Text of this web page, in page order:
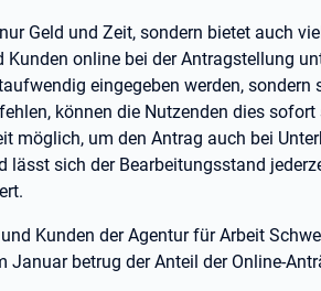
Geld und Zeit, sondern bietet auch
online bei der Antragstellung
eingegeben werden, sondern
können die Nutzenden dies sofort
möglich, um den Antrag auch bei
lässt sich der Bearbeitungsstand
Kunden der Agentur für Arbeit
Januar betrug der Anteil der Online-